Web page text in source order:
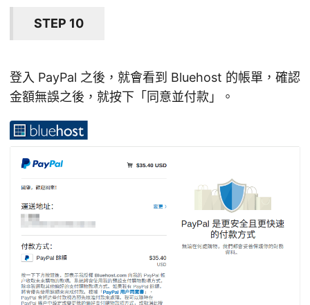
STEP 10
登入 PayPal 之後，就會看到 Bluehost 的帳單，確認
金額無誤之後，就按下「同意並付款」。